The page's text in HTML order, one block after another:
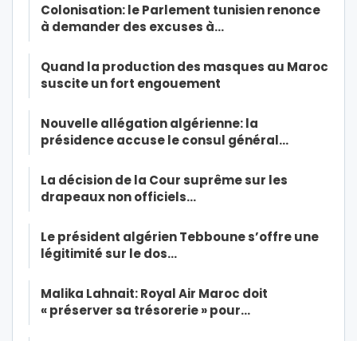
Colonisation: le Parlement tunisien renonce
à demander des excuses à…
Quand la production des masques au Maroc
suscite un fort engouement
Nouvelle allégation algérienne: la
présidence accuse le consul général…
La décision de la Cour suprême sur les
drapeaux non officiels…
Le président algérien Tebboune s’offre une
légitimité sur le dos…
Malika Lahnait: Royal Air Maroc doit
« préserver sa trésorerie » pour…